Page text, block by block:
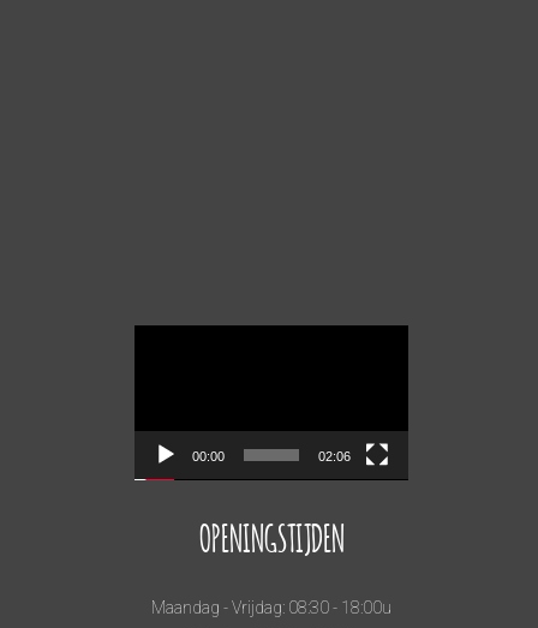
00:00 02:06
OPENINGSTIJDEN
Maandag - Vrijdag: 08:30 - 18:00u